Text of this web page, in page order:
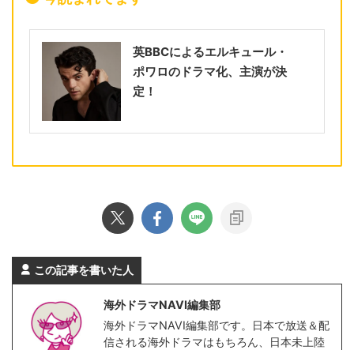
英BBCによるエルキュール・
ポワロのドラマ化、主演が決
定！
この記事を書いた人
海外ドラマNAVI編集部
海外ドラマNAVI編集部です。日本で放送＆配
信される海外ドラマはもちろん、日本未上陸